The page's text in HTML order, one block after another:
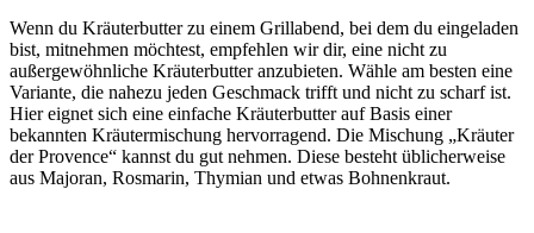
Wenn du Kräuterbutter zu einem Grillabend, bei dem du eingeladen
bist, mitnehmen möchtest, empfehlen wir dir, eine nicht zu
außergewöhnliche Kräuterbutter anzubieten. Wähle am besten eine
Variante, die nahezu jeden Geschmack trifft und nicht zu scharf ist.
Hier eignet sich eine einfache Kräuterbutter auf Basis einer
bekannten Kräutermischung hervorragend. Die Mischung „Kräuter
der Provence“ kannst du gut nehmen. Diese besteht üblicherweise
aus Majoran, Rosmarin, Thymian und etwas Bohnenkraut.